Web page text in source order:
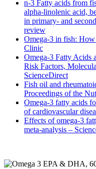
n-3 Fatty acids from
alpha-linolenic acid,
in primary- and
review
Omega-3 in fish:
Clinic
Omega-3 Fatty Acids
Risk Factors,
ScienceDirect
Fish oil and
Proceedings of the
Omega‐3 fatty acids
of cardiovascular
Effects of omega-3
meta-analysis –